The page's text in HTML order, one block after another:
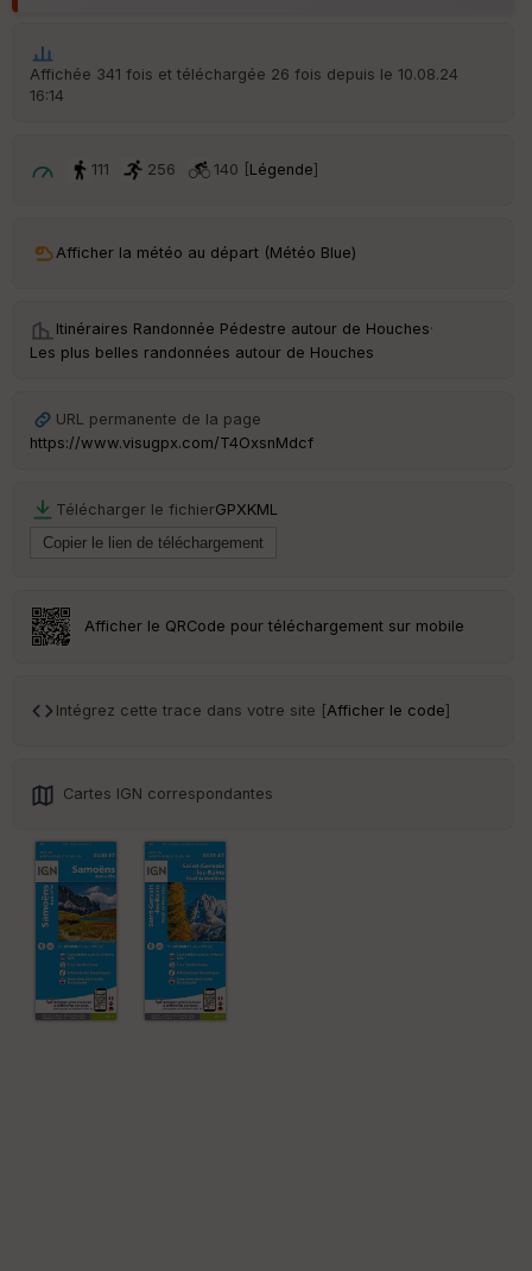
Affichée 341 fois et téléchargée 26 fois depuis le 10.08.24
16:14
111 256 140 [Légende]
Afficher la météo au départ (Météo Blue)
Itinéraires Randonnée Pédestre autour de Houches·
Les plus belles randonnées autour de Houches
URL permanente de la page
https://www.visugpx.com/T4OxsnMdcf
Télécharger le fichierGPXKML
Afficher le QRCode pour téléchargement sur mobile
Intégrez cette trace dans votre site [Afficher le code]
Cartes IGN correspondantes